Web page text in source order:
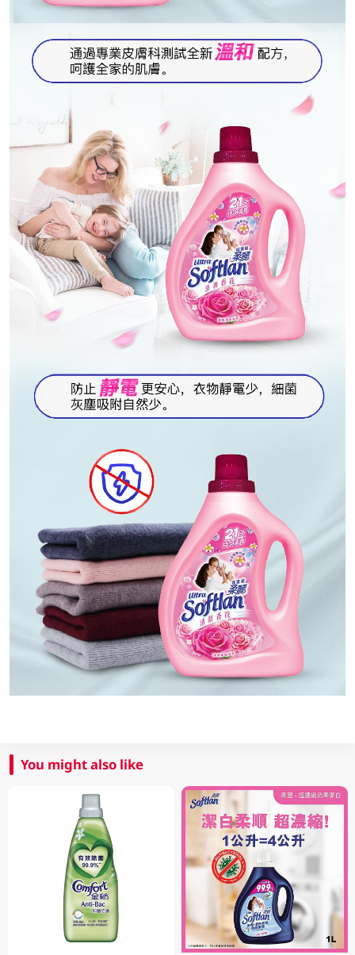
You might also like